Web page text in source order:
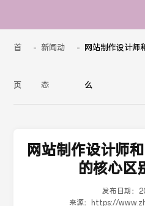
首
页
- 新闻动
态
- 网站制作设计师
么
网站制作设计师
的核心区
发布日期：
来源：
https://